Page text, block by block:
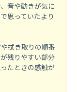
音や動きが気に
思っていたより
拭き取りの順番
残りやすい部分
たときの感触が